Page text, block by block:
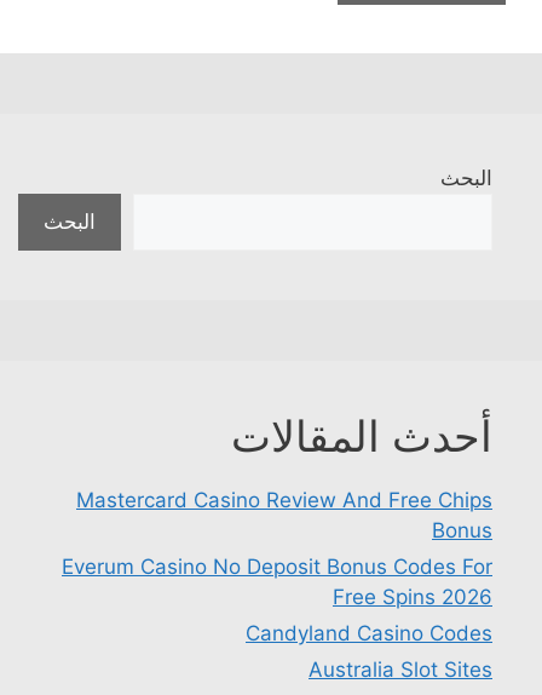
البحث
البحث
أحدث المقالات
Mastercard Casino Review And Free Chips
Bonus
Everum Casino No Deposit Bonus Codes For
Free Spins 2026
Candyland Casino Codes
Australia Slot Sites